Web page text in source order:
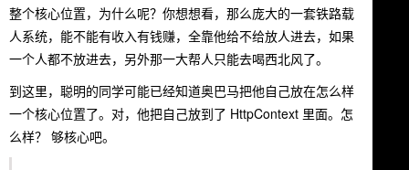
整个核心位置，为什么呢？你想想看，那么庞大的一套铁路载
人系统，能不能有收入有钱赚，全靠他给不给放人进去，如果
一个人都不放进去，另外那一大帮人只能去喝西北风了。
到这里，聪明的同学可能已经知道奥巴马把他自己放在怎么样
一个核心位置了。对，他把自己放到了 HttpContext 里面。怎
么样？ 够核心吧。